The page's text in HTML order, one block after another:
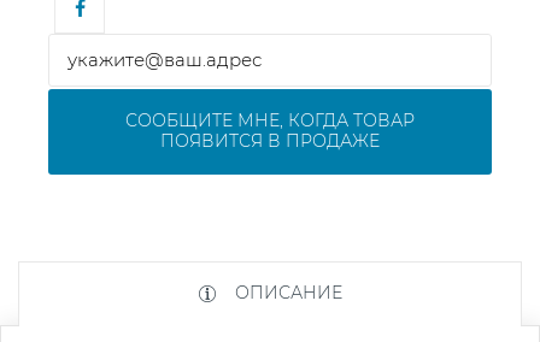
СООБЩИТЕ МНЕ, КОГДА ТОВАР
ПОЯВИТСЯ В ПРОДАЖЕ
ОПИСАНИЕ